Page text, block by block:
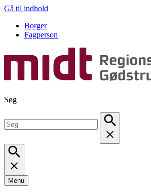
Gå til indhold
Borger
Fagperson
Søg
Menu